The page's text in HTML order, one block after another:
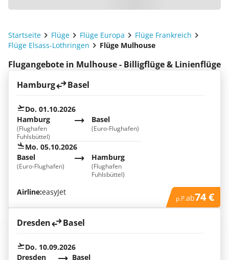
Startseite Flüge Flüge Europa
Flüge Frankreich
Flüge Elsass-Lothringen
Flüge Mulhouse
Flugangebote in Mulhouse - Billigflüge & Linienflüge
Hamburg
Basel
Do. 01.10.2026
Hamburg
(Flughafen
Fuhlsbüttel)
Basel
(Euro-Flughafen)
Mo. 05.10.2026
Hamburg
(Flughafen
Fuhlsbüttel)
Basel
(Euro-Flughafen)
Airline:easyJet
p.P.ab74 €
Dresden Basel
Do. 10.09.2026
Dresden
Basel